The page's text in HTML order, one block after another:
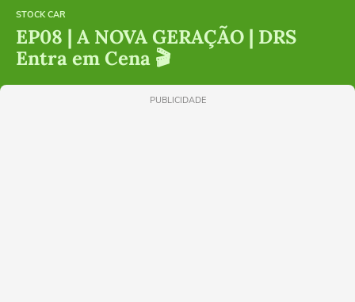
STOCK CAR
EP08 | A NOVA GERAÇÃO | DRS
Entra em Cena 🎬
PUBLICIDADE